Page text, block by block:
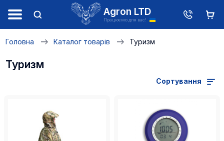
Agron LTD
Працюємо для вас!
Головна Каталог товарів Туризм
Туризм
Сортування